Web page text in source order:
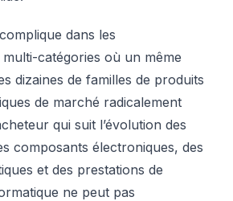
dans les
catégories où un même
dizaines de familles de produits
de marché radicalement
qui suit l’évolution des
composants électroniques, des
et des prestations de
ne peut pas